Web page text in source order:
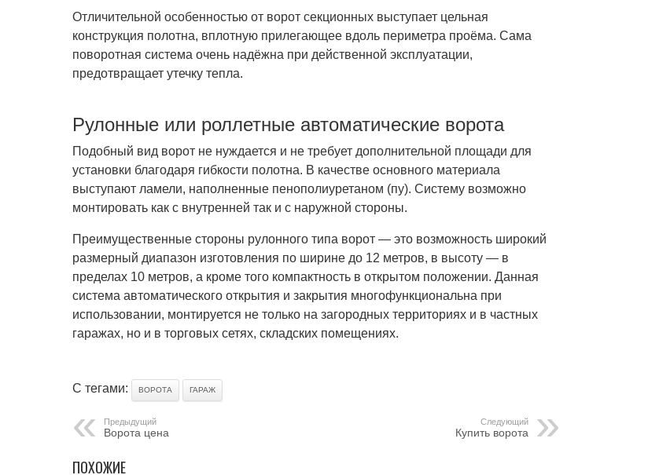
Отличительной особенностью от ворот секционных выступает цельная
конструкция полотна, вплотную прилегающее вдоль периметра проёма. Сама
поворотная система очень надёжна при действенной эксплуатации,
предотвращает утечку тепла.
Рулонные или роллетные автоматические ворота
Подобный вид ворот не нуждается и не требует дополнительной площади для
установки благодаря гибкости полотна. В качестве основного материала
выступают ламели, наполненные пенополиуретаном (пу). Систему возможно
монтировать как с внутренней так и с наружной стороны.
Преимущественные стороны рулонного типа ворот — это возможность широкий
размерный диапазон изготовления по ширине до 12 метров, в высоту — в
пределах 10 метров, а кроме того компактность в открытом положении. Данная
система автоматического открытия и закрытия многофункциональна при
использовании, монтируется не только на загородных территориях и в частных
гаражах, но и в торговых сетях, складских помещениях.
С тегами: ВОРОТА ГАРАЖ
Предыдущий
Ворота цена
Следующий
Купить ворота
ПОХОЖИЕ